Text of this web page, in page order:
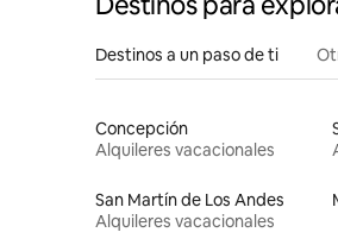
Destinos a un paso de ti
Concepción
Alquileres vacacionales
San Martín de Los Andes
Alquileres vacacionales